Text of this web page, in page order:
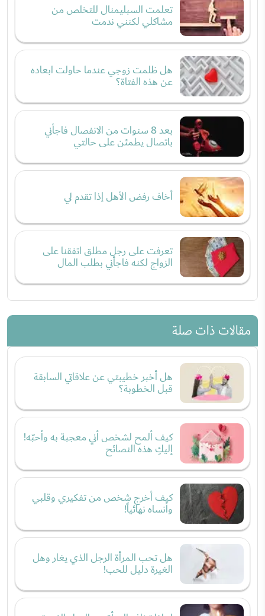
تعلمت السبليمنال للتخلص من
مشاكلي لكنني ندمت
هل ظلمت زوجي عندما حاولت ابعاده
عن هذه الفتاة؟
بعد 8 سنوات من الانفصال فاجأني
باتصال يطمئن على حالتي
أخاف رفض الأهل إذا تقدم لي
تعرفت على رجل مطلق اتفقنا على
الزواج لكنه فاجأني بطلب المال
مقالات ذات صلة
هل أخبر خطيبتي عن علاقاتي السابقة
قبل الخطوبة؟
كيف ألمح لشخص أني معجبة به وأحبّه!
إليكِ هذه النصائح
كيف أخرج شخص من تفكيري وقلبي
وأنساه نهائياً!
هل تحب المرأة الرجل الذي يغار وهل
الغيرة دليل للحب!